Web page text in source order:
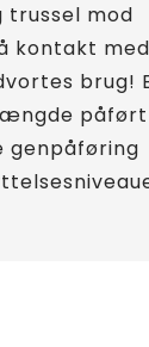
trussel mod
kontakt med
brug!
påført
genpåføring